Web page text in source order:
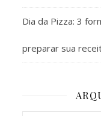
Dia da Pizza: 3
preparar sua